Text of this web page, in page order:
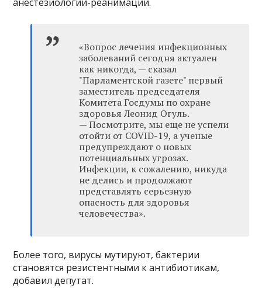
«Вопрос лечения инфекционных
заболеваний сегодня актуален
как никогда, — сказал
"Парламентской газете" первый
заместитель председателя
Комитета Госдумы по охране
здоровья Леонид Огуль.
— Посмотрите, мы еще не успели
отойти от COVID-19, а ученые
предупреждают о новых
потенциальных угрозах.
Инфекции, к сожалению, никуда
не делись и продолжают
представлять серьезную
опасность для здоровья
человечества».
Более того, вирусы мутируют, бактерии
становятся резистентными к антибиотикам,
добавил депутат.